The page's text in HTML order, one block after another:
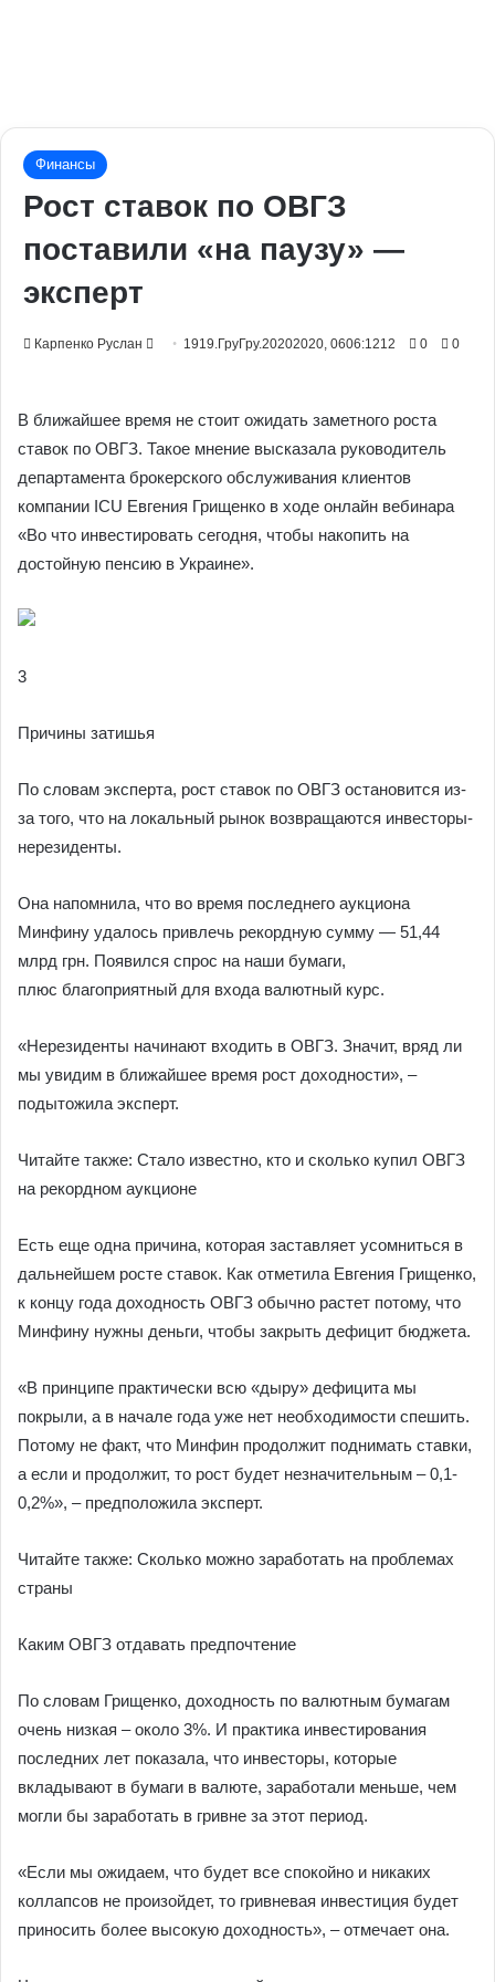
Финансы
Рост ставок по ОВГЗ
поставили «на паузу» —
эксперт
Карпенко Руслан
Send 1919.ГруГру.20202020, 0606:1212 0 0
В ближайшее время не стоит ожидать заметного роста
ставок по ОВГЗ. Такое мнение высказала руководитель
департамента брокерского обслуживания клиентов
компании ICU Евгения Грищенко в ходе онлайн вебинара
«Во что инвестировать сегодня, чтобы накопить на
достойную пенсию в Украине».
3
Причины затишья
По словам эксперта, рост ставок по ОВГЗ остановится из-
за того, что на локальный рынок возвращаются инвесторы-
нерезиденты.
Она напомнила, что во время последнего аукциона
Минфину удалось привлечь рекордную сумму — 51,44
млрд грн. Появился спрос на наши бумаги,
плюс благоприятный для входа валютный курс.
«Нерезиденты начинают входить в ОВГЗ. Значит, вряд ли
мы увидим в ближайшее время рост доходности», –
подытожила эксперт.
Читайте также: Стало известно, кто и сколько купил ОВГЗ
на рекордном аукционе
Есть еще одна причина, которая заставляет усомниться в
дальнейшем росте ставок. Как отметила Евгения Грищенко,
к концу года доходность ОВГЗ обычно растет потому, что
Минфину нужны деньги, чтобы закрыть дефицит бюджета.
«В принципе практически всю «дыру» дефицита мы
покрыли, а в начале года уже нет необходимости спешить.
Потому не факт, что Минфин продолжит поднимать ставки,
а если и продолжит, то рост будет незначительным – 0,1-
0,2%», – предположила эксперт.
Читайте также: Сколько можно заработать на проблемах
страны
Каким ОВГЗ отдавать предпочтение
По словам Грищенко, доходность по валютным бумагам
очень низкая – около 3%. И практика инвестирования
последних лет показала, что инвесторы, которые
вкладывают в бумаги в валюте, заработали меньше, чем
могли бы заработать в гривне за этот период.
«Если мы ожидаем, что будет все спокойно и никаких
коллапсов не произойдет, то гривневая инвестиция будет
приносить более высокую доходность», – отмечает она.